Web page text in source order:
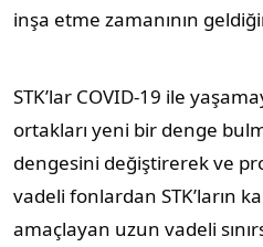
inşa etme zamanının
STK’lar COVID-19 ile
ortakları yeni bir denge
dengesini değiştirerek ve
vadeli fonlardan STK’ların
amaçlayan uzun vadeli